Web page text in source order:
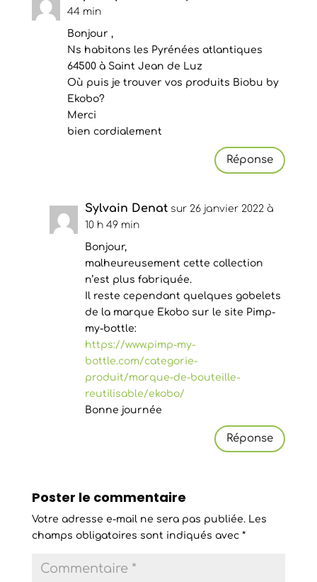
44 min
Bonjour ,
Ns habitons les Pyrénées atlantiques
64500 à Saint Jean de Luz
Où puis je trouver vos produits Biobu by
Ekobo?
Merci
bien cordialement
Réponse
Sylvain Denat sur 26 janvier 2022 à
10 h 49 min
Bonjour,
malheureusement cette collection
n’est plus fabriquée.
Il reste cependant quelques gobelets
de la marque Ekobo sur le site Pimp-
my-bottle:
https://www.pimp-my-
bottle.com/categorie-
produit/marque-de-bouteille-
reutilisable/ekobo/
Bonne journée
Réponse
Poster le commentaire
Votre adresse e-mail ne sera pas publiée. Les
champs obligatoires sont indiqués avec *